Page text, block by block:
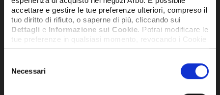
accettare e gestire le tue preferenze ulteriori, compreso il
tuo diritto di rifiuto, o saperne di più, cliccando sui
Dettagli e Informazione sui Cookie. Potrai modificare le
tue preferenze in qualsiasi momento, revocando i Cookie
precedentemente autorizzati, direttamente dalle
delNecessari
255,24€